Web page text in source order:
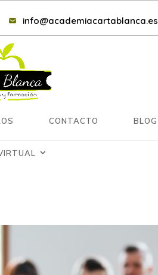
info@academiacartablanca.es
CONTACTO BLOG